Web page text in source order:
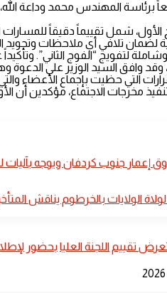
المهندس محمد وداعة الله،
شمل تقييماً دقيقاً للمسارات
لضمان تلافي أي ملاحظات وتجويد
لتفويج “الفوج الثاني”.
وافق السيد الوزير علي الدعوة
التي حظيت بإجماع
مخرجات الاجتماع، مؤكدين
إعمار جنوب كردفان ويوجه بآليات
الولايات بالخرطوم يناقش
تقييم اللجنة العليا بحضور